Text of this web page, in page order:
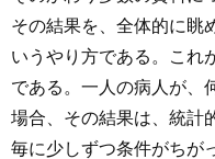
その結果を、全体的に眺
いうやり方である。これ
である。一人の病人が、
場合、その結果は、統計
毎に少しずつ条件がちが